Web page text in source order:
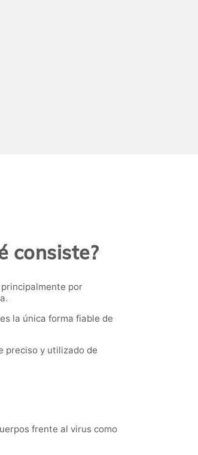
consiste?
por
la única forma fiable de
preciso y utilizado de
frente al virus como